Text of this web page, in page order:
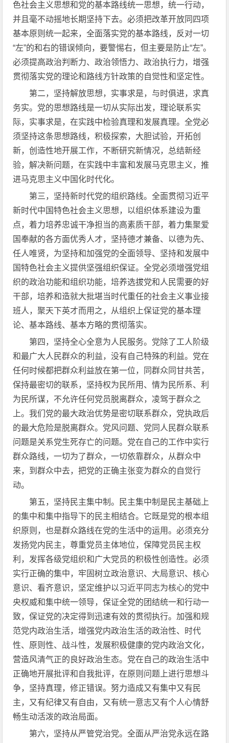
色社会主义思想和党的基本路线统一思想，统一行动，
并且毫不动摇地长期坚持下去。必须把改革开放同四项
基本原则统一起来，全面落实党的基本路线，反对一切
“左”的和右的错误倾向，要警惕右，但主要是防止“左”。
必须提高政治判断力、政治领悟力、政治执行力，增强
贯彻落实党的理论和路线方针政策的自觉性和坚定性。
第二，坚持解放思想，实事求是，与时俱进，求真
务实。党的思想路线是一切从实际出发，理论联系实
际，实事求是，在实践中检验真理和发展真理。全党必
须坚持这条思想路线，积极探索，大胆试验，开拓创
新，创造性地开展工作，不断研究新情况，总结新经
验，解决新问题，在实践中丰富和发展马克思主义，推
进马克思主义中国化时代化。
第三，坚持新时代党的组织路线。全面贯彻习近平
新时代中国特色社会主义思想，以组织体系建设为重
点，着力培养忠诚干净担当的高素质干部，着力集聚爱
国奉献的各方面优秀人才，坚持德才兼备、以德为先、
任人唯贤，为坚持和加强党的全面领导、坚持和发展中
国特色社会主义提供坚强组织保证。全党必须增强党组
织的政治功能和组织功能，培养选拔党和人民需要的好
干部，培养和造就大批堪当时代重任的社会主义事业接
班人，聚天下英才而用之，从组织上保证党的基本理
论、基本路线、基本方略的贯彻落实。
第四，坚持全心全意为人民服务。党除了工人阶级
和最广大人民群众的利益，没有自己特殊的利益。党在
任何时候都把群众利益放在第一位，同群众同甘共苦，
保持最密切的联系，坚持权为民所用、情为民所系、利
为民所谋，不允许任何党员脱离群众，凌驾于群众之
上。我们党的最大政治优势是密切联系群众，党执政后
的最大危险是脱离群众。党风问题、党同人民群众联系
问题是关系党生死存亡的问题。党在自己的工作中实行
群众路线，一切为了群众，一切依靠群众，从群众中
来，到群众中去，把党的正确主张变为群众的自觉行
动。
第五，坚持民主集中制。民主集中制是民主基础上
的集中和集中指导下的民主相结合。它既是党的根本组
织原则，也是群众路线在党的生活中的运用。必须充分
发扬党内民主，尊重党员主体地位，保障党员民主权
利，发挥各级党组织和广大党员的积极性创造性。必须
实行正确的集中，牢固树立政治意识、大局意识、核心
意识、看齐意识，坚定维护以习近平同志为核心的党中
央权威和集中统一领导，保证全党的团结统一和行动一
致，保证党的决定得到迅速有效的贯彻执行。加强和规
范党内政治生活，增强党内政治生活的政治性、时代
性、原则性、战斗性，发展积极健康的党内政治文化，
营造风清气正的良好政治生态。党在自己的政治生活中
正确地开展批评和自我批评，在原则问题上进行思想斗
争，坚持真理，修正错误。努力造成又有集中又有民
主，又有纪律又有自由，又有统一意志又有个人心情舒
畅生动活泼的政治局面。
第六，坚持从严管党治党。全面从严治党永远在路